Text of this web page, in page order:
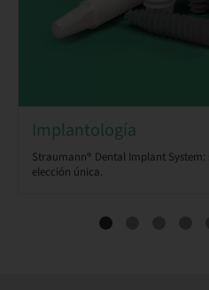
Implantología
Straumann® Dental Implant
elección única.